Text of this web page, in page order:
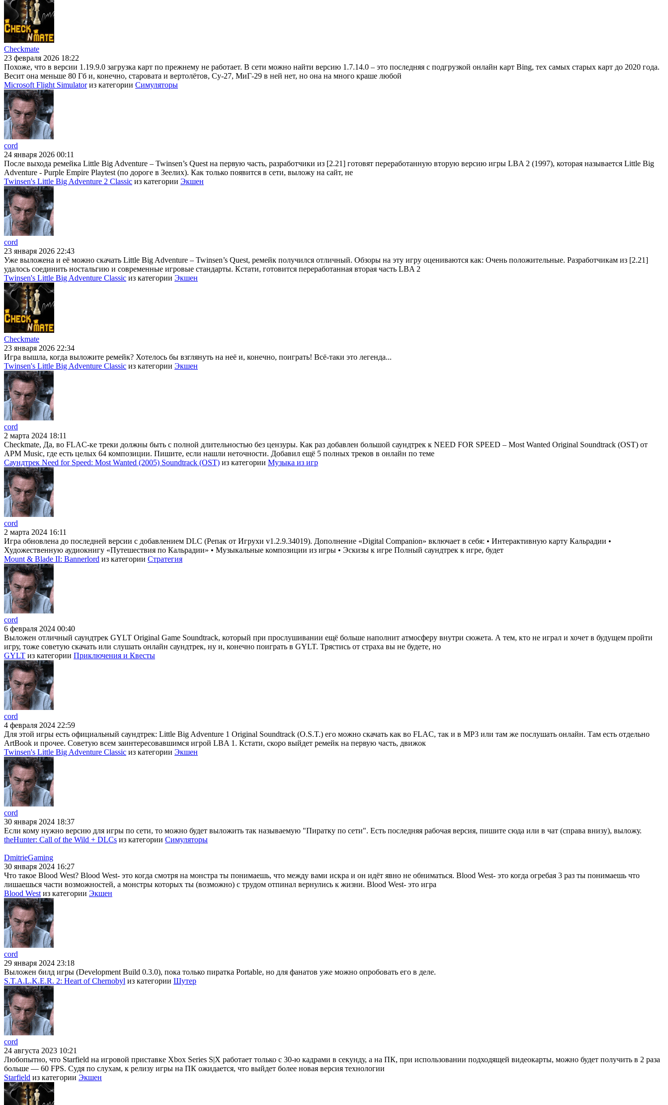
Checkmate
23 февраля 2026 18:22
Похоже, что в версии 1.19.9.0 загрузка карт по прежнему не работает. В сети можно найти версию 1.7.14.0 – это последняя с подгрузкой онлайн карт Bing, тех самых старых карт до 2020 года.
Весит она меньше 80 Гб и, конечно, старовата и вертолётов, Су-27, МиГ-29 в ней нет, но она на много краше любой
Microsoft Flight Simulatorиз категории Симуляторы
cord
24 января 2026 00:11
После выхода ремейка Little Big Adventure – Twinsen’s Quest на первую часть, разработчики из [2.21] готовят переработанную вторую версию игры LBA 2 (1997), которая называется Little Big
Adventure - Purple Empire Playtest (по дороге в Зеелих). Как только появится в сети, выложу на сайт, не
Twinsen's Little Big Adventure 2 Classic из категории Экшен
cord
23 января 2026 22:43
Уже выложена и её можно скачать Little Big Adventure – Twinsen’s Quest, ремейк получился отличный. Обзоры на эту игру оцениваются как: Очень положительные. Разработчикам из [2.21]
удалось соединить ностальгию и современные игровые стандарты. Кстати, готовится переработанная вторая часть LBA 2
Twinsen's Little Big Adventure Classic из категории Экшен
Checkmate
23 января 2026 22:34
Игра вышла, когда выложите ремейк? Хотелось бы взглянуть на неё и, конечно, поиграть! Всё-таки это легенда...
Twinsen's Little Big Adventure Classic из категории Экшен
cord
2 марта 2024 18:11
Checkmate, Да, во FLAC-ке треки должны быть с полной длительностью без цензуры. Как раз добавлен большой саундтрек к NEED FOR SPEED – Most Wanted Original Soundtrack (OST) от
APM Music, где есть целых 64 композиции. Пишите, если нашли неточности. Добавил ещё 5 полных треков в онлайн по теме
Саундтрек Need for Speed: Most Wanted (2005) Soundtrack (OST) из категории Музыка из игр
cord
2 марта 2024 16:11
Игра обновлена до последней версии с добавлением DLC (Репак от Игрухи v1.2.9.34019). Дополнение «Digital Companion» включает в себя: • Интерактивную карту Кальрадии •
Художественную аудиокнигу «Путешествия по Кальрадии» • Музыкальные композиции из игры • Эскизы к игре Полный саундтрек к игре, будет
Mount & Blade II: Bannerlord из категории Стратегия
cord
6 февраля 2024 00:40
Выложен отличный саундтрек GYLT Original Game Soundtrack, который при прослушивании ещё больше наполнит атмосферу внутри сюжета. А тем, кто не играл и хочет в будущем пройти
игру, тоже советую скачать или слушать онлайн саундтрек, ну и, конечно поиграть в GYLT. Трястись от страха вы не будете, но
GYLT из категории Приключения и Квесты
cord
4 февраля 2024 22:59
Для этой игры есть официальный саундтрек: Little Big Adventure 1 Original Soundtrack (O.S.T.) его можно скачать как во FLAC, так и в MP3 или там же послушать онлайн. Там есть отдельно
ArtBook и прочее. Советую всем заинтересовавшимся игрой LBA 1. Кстати, скоро выйдет ремейк на первую часть, движок
Twinsen's Little Big Adventure Classic из категории Экшен
cord
30 января 2024 18:37
Если кому нужно версию для игры по сети, то можно будет выложить так называемую "Пиратку по сети". Есть последняя рабочая версия, пишите сюда или в чат (справа внизу), выложу.
theHunter: Call of the Wild + DLCs из категории Симуляторы
DmitrieGaming
30 января 2024 16:27
Что такое Blood West? Blood West- это когда смотря на монстра ты понимаешь, что между вами искра и он идёт явно не обниматься. Blood West- это когда огребая 3 раз ты понимаешь что
лишаешься части возможностей, а монстры которых ты (возможно) с трудом отпинал вернулись к жизни. Blood West- это игра
Blood West из категории Экшен
cord
29 января 2024 23:18
Выложен билд игры (Development Build 0.3.0), пока только пиратка Portable, но для фанатов уже можно опробовать его в деле.
S.T.A.L.K.E.R. 2: Heart of Chernobyl из категории Шутер
cord
24 августа 2023 10:21
Любопытно, что Starfield на игровой приставке Xbox Series S|X работает только с 30-ю кадрами в секунду, а на ПК, при использовании подходящей видеокарты, можно будет получить в 2 раза
больше — 60 FPS. Судя по слухам, к релизу игры на ПК ожидается, что выйдет более новая версия технологии
Starfield из категории Экшен